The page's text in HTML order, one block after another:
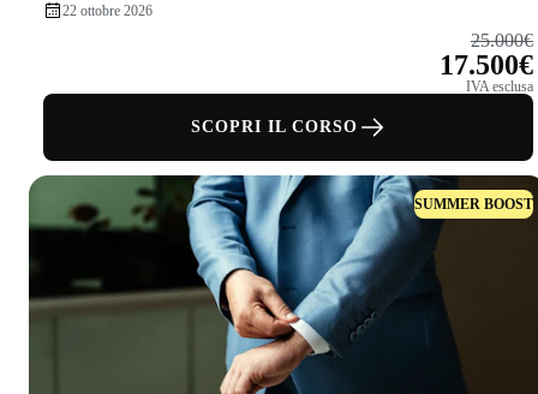
22 ottobre 2026
25.000€
17.500€
IVA esclusa
SCOPRI IL CORSO
SUMMER BOOST